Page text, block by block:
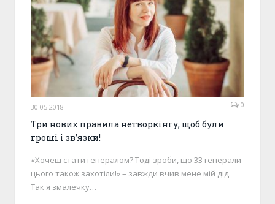
30.05.2018 0
Три нових правила нетворкінгу, щоб були
гроші і зв’язки!
«Хочеш стати генералом? Тоді зроби, що 33 генерали
цього також захотіли!» – завжди вчив мене мій дід.
Так я змалечку…